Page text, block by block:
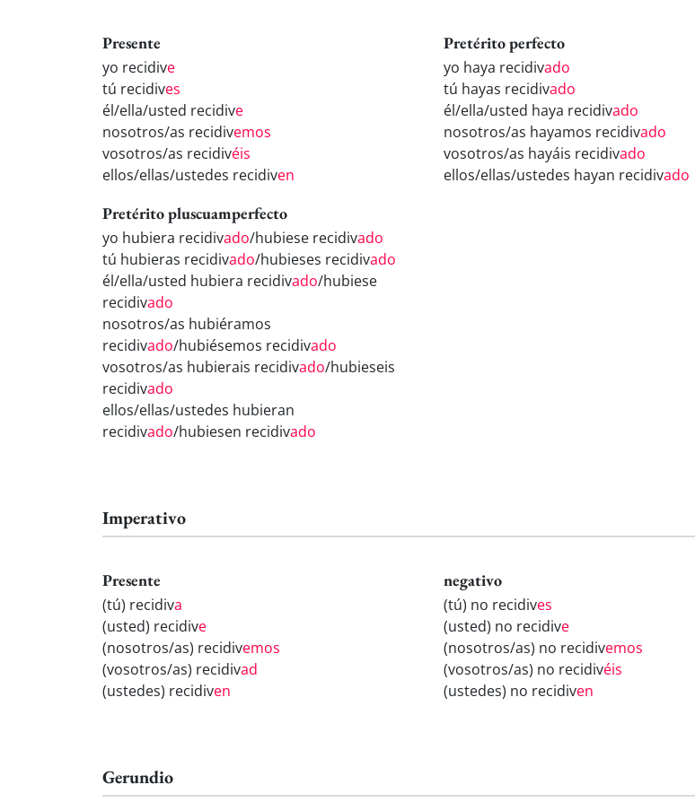
Presente
yo recidive
tú recidives
él/ella/usted recidive
nosotros/as recidivemos
vosotros/as recidivéis
ellos/ellas/ustedes recidiven
Pretérito perfecto
yo haya recidivado
tú hayas recidivado
él/ella/usted haya recidivado
nosotros/as hayamos recidivado
vosotros/as hayáis recidivado
ellos/ellas/ustedes hayan recidivado
Pretérito pluscuamperfecto
yo hubiera recidivado/hubiese recidivado
tú hubieras recidivado/hubieses recidivado
él/ella/usted hubiera recidivado/hubiese
recidivado
nosotros/as hubiéramos
recidivado/hubiésemos recidivado
vosotros/as hubierais recidivado/hubieseis
recidivado
ellos/ellas/ustedes hubieran
recidivado/hubiesen recidivado
Imperativo
Presente
(tú) recidiva
(usted) recidive
(nosotros/as) recidivemos
(vosotros/as) recidivad
(ustedes) recidiven
negativo
(tú) no recidives
(usted) no recidive
(nosotros/as) no recidivemos
(vosotros/as) no recidivéis
(ustedes) no recidiven
Gerundio